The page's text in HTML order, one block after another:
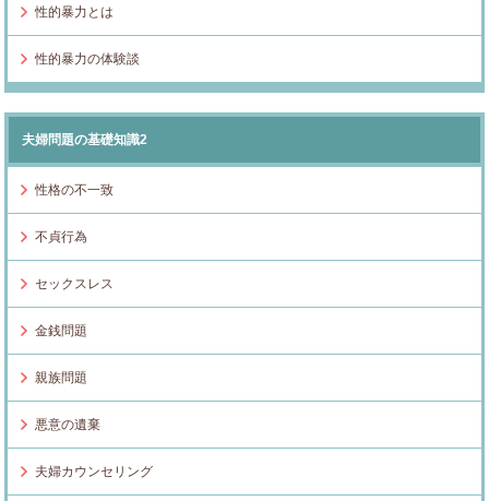
性的暴力とは
性的暴力の体験談
夫婦問題の基礎知識2
性格の不一致
不貞行為
セックスレス
金銭問題
親族問題
悪意の遺棄
夫婦カウンセリング